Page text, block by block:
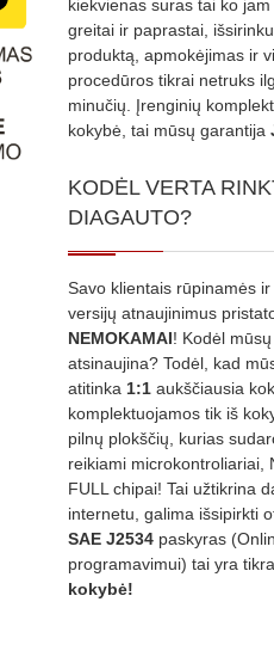
kiekvienas suras tai ko
greitai ir paprastai,
produktą, apmokėjimas ir
procedūros tikrai netruks
minučių. Įrenginių
kokybė, tai mūsų garantija
KODĖL VERTA
DIAGAUTO?
Savo klientais rūpinamės
versijų atnaujinimus
NEMOKAMAI! Kodėl
atsinaujina? Todėl, kad
atitinka 1:1 aukščiausia
komplektuojamos tik iš
pilnų plokščių, kurias
reikiami microkontroliariai,
FULL chipai! Tai užtikrina
internetu, galima išsipirkti
SAE J2534 paskyras
programavimui) tai yra
kokybė!